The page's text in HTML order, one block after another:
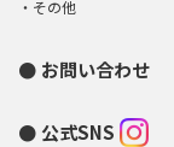
その他
お問い合わせ
公式SNS